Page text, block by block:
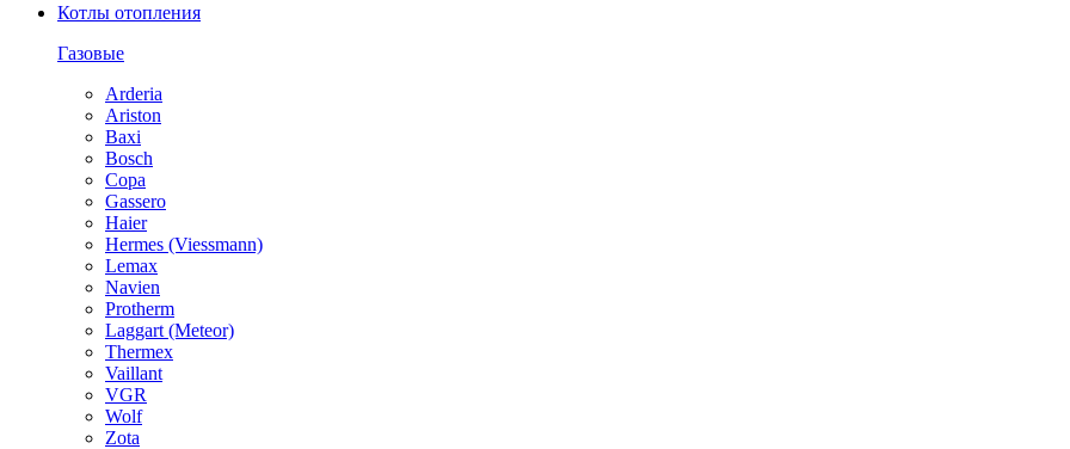
Котлы отопления
Газовые
Arderia
Ariston
Baxi
Bosch
Copa
Gassero
Haier
Hermes (Viessmann)
Lemax
Navien
Protherm
Laggart (Meteor)
Thermex
Vaillant
VGR
Wolf
Zota